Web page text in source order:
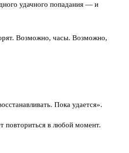
удачного попадания — и
Возможно, часы. Возможно,
Пока удается».
повториться в любой момент.